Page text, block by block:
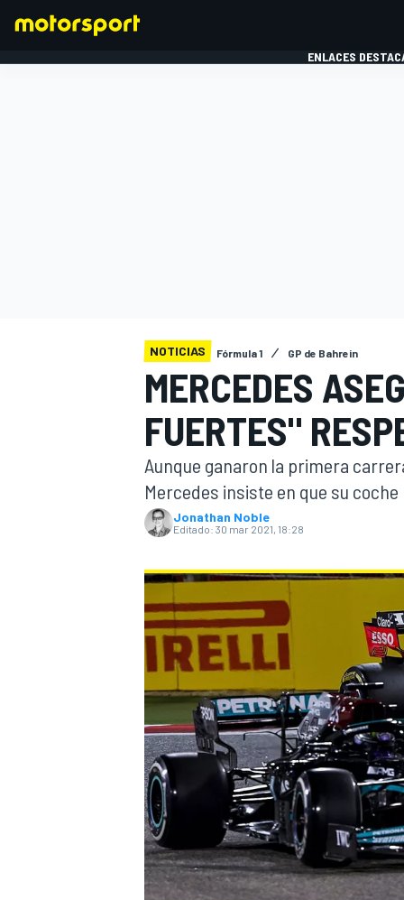
WEC FÓRMULA E
ENLACES
NOTICIAS Fórmula 1 GP de Bahrein
MERCEDES
FUERTES"
Aunque ganaron la primera
Mercedes insiste en que su
Jonathan Noble
Editado: 30 mar 2021, 18:28